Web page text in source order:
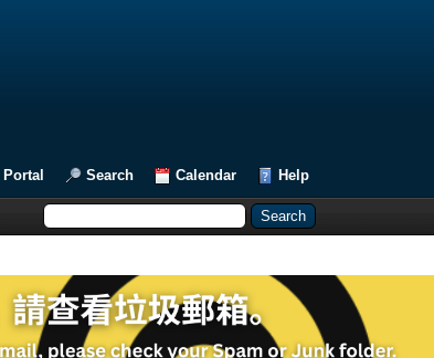
Portal Search Calendar Help